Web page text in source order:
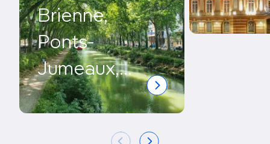
Brienne,
Ponts-
Jumeaux,
Sept-Deniers